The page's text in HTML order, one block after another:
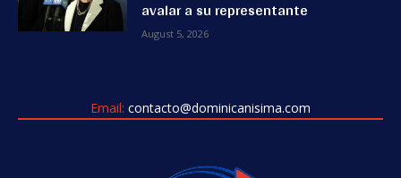
avalar a su representante
August 5, 2026
Email: contacto@dominicanisima.com